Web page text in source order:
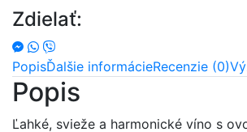
Zdielať:
PopisĎalšie informácieRecenzie (0)
Popis
Ľahké, svieže a harmonické víno s